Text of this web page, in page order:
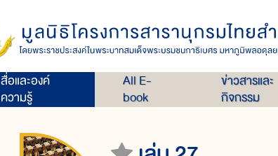
สื่อและองค์
ความรู้
All E-
book
ข่าวสารและ
กิจกรรม